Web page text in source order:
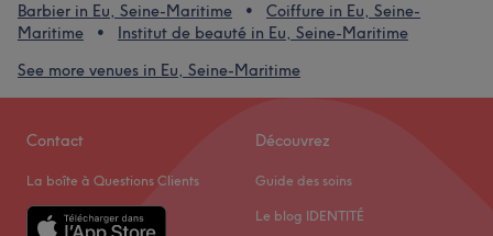
Barbier in Eu, Seine-Maritime
Coiffure in Eu, Seine-
Maritime
Institut de beauté in Eu, Seine-Maritime
See more venues in Eu, Seine-Maritime
Contact
La boîte à Questions Clients
Découvrez
Guide des soins
Le blog IDENTITÉ